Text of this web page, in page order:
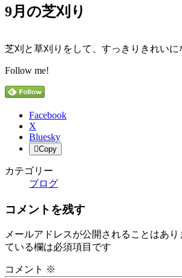
9月の芝刈り
芝刈と草刈りをして、すっきりきれいに
Follow me!
Facebook
X
Bluesky
Copy
カテゴリー
ブログ
コメントを残す
メールアドレスが公開されることはあり
ている欄は必須項目です
コメント ※